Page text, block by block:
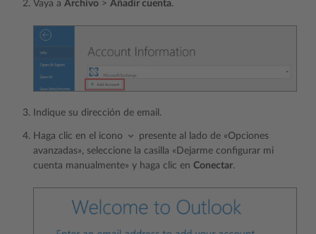
Vaya a Archivo > Añadir cuenta.
Indique su dirección de email.
Haga clic en el icono
presente al lado de «Opciones
avanzadas», seleccione la casilla «Dejarme configurar mi
cuenta manualmente» y haga clic en Conectar.